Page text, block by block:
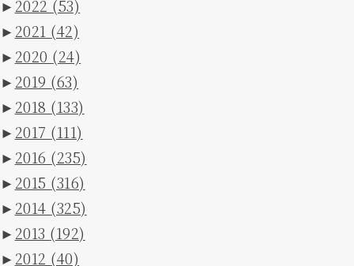
► 2022 (53)
► 2021 (42)
► 2020 (24)
► 2019 (63)
► 2018 (133)
► 2017 (111)
► 2016 (235)
► 2015 (316)
► 2014 (325)
► 2013 (192)
► 2012 (40)